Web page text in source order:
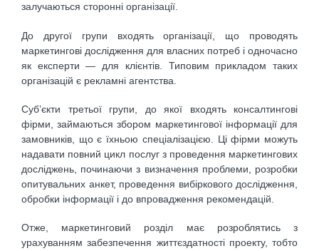
залучаються сторонні організації.
До другої групи входять організації, що проводять
маркетингові дослідження для власних потреб і одночасно
як експерти — для клієнтів. Типовим прикладом таких
організацій є рекламні агентства.
Суб’єкти третьої групи, до якої входять консалтингові
фірми, займаються збором маркетингової інформації для
замовників, що є їхньою спеціалізацією. Ці фірми можуть
надавати повний цикл послуг з проведення маркетингових
досліджень, починаючи з визначення проблеми, розробки
опитувальних анкет, проведення вибіркового дослідження,
обробки інформації і до впровадження рекомендацій.
Отже, маркетинговий розділ має розроблятись з
урахуванням забезпечення життєздатності проекту, тобто